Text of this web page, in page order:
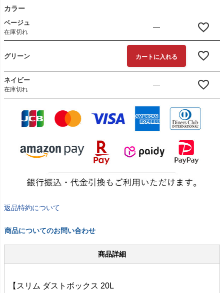
カラー
ベージュ
在庫切れ
—
グリーン カートに入れる
ネイビー
在庫切れ
—
返品特約について
商品についてのお問い合わせ
商品詳細
【スリム ダストボックス 20L